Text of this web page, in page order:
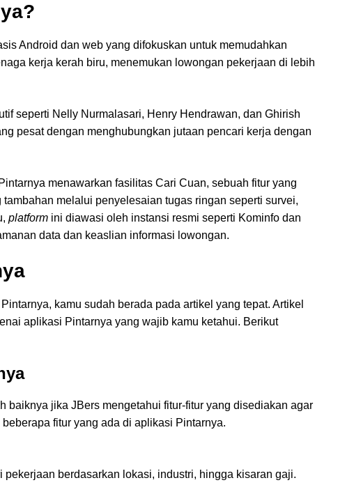
Android dan web yang difokuskan untuk memudahkan
kerja kerah biru, menemukan lowongan pekerjaan di lebih
seperti Nelly Nurmalasari, Henry Hendrawan, dan Ghirish
pesat dengan menghubungkan jutaan pencari kerja dengan
menawarkan fasilitas Cari Cuan, sebuah fitur yang
melalui penyelesaian tugas ringan seperti survei,
platform ini diawasi oleh instansi resmi seperti Kominfo dan
data dan keaslian informasi lowongan.
kamu sudah berada pada artikel yang tepat. Artikel
aplikasi Pintarnya yang wajib kamu ketahui. Berikut
baiknya jika JBers mengetahui fitur-fitur yang disediakan agar
fitur yang ada di aplikasi Pintarnya.
berdasarkan lokasi, industri, hingga kisaran gaji.